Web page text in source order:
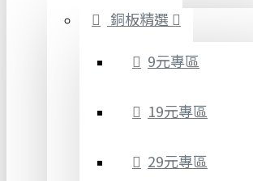
銅板精選
9元專區
19元專區
29元專區